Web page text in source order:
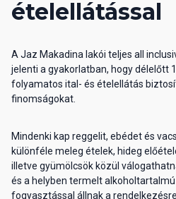
ételellátással
A Jaz Makadina lakói teljes all
jelenti a gyakorlatban, hogy délelőtt
folyamatos ital- és ételellátás
finomságokat.
Mindenki kap reggelit, ebédet és
különféle meleg ételek, hideg
illetve gyümölcsök közül
és a helyben termelt
fogyasztással állnak a rendelkezésre.